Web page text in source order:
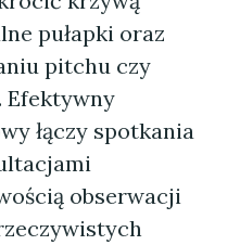
pułapki oraz
pitchu czy
Efektywny
łączy spotkania
obserwacji